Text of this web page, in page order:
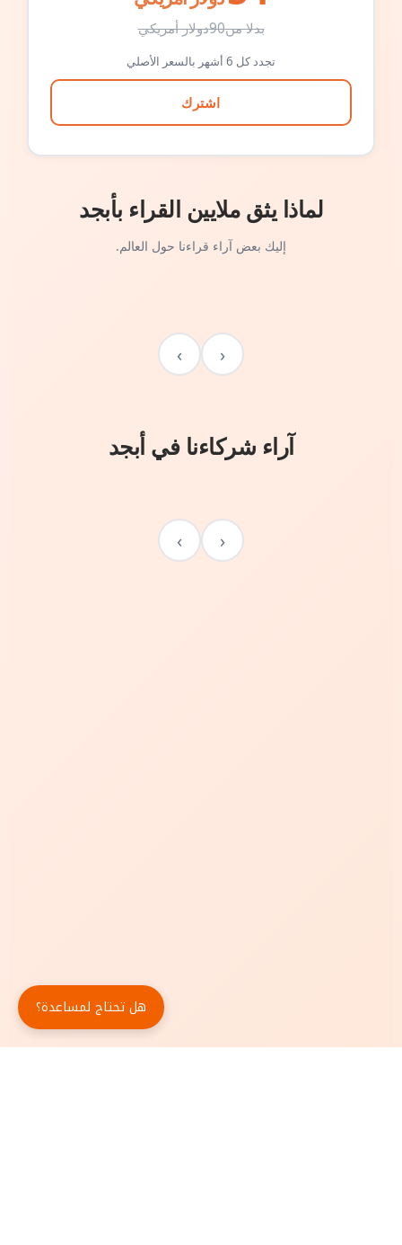
بدلا من90دولار أمريكي
تجدد كل 6 أشهر بالسعر الأصلي
اشترك
لماذا يثق ملايين القراء بأبجد
إليك بعض آراء قراءنا حول العالم.
‹
›
آراء شركاءنا في أبجد
‹
›
هل تحتاج لمساعدة؟